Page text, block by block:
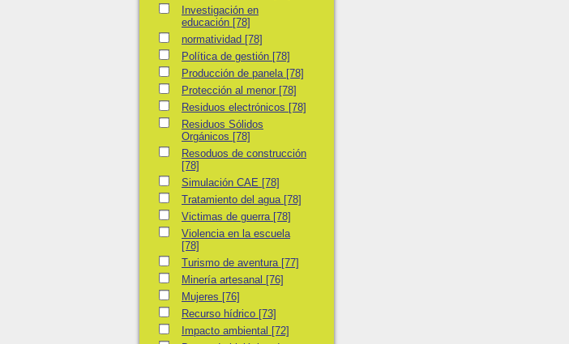
Investigación en educación
Investigación en
educación [78]
normatividad
normatividad [78]
Política de gestión
Política de gestión [78]
Producción de panela
Producción de panela [78]
Protección al menor
Protección al menor [78]
Residuos electrónicos
Residuos electrónicos [78]
Residuos Sólidos Orgánicos
Residuos Sólidos
Orgánicos [78]
Resoduos de construcción
Resoduos de construcción
[78]
Simulación CAE
Simulación CAE [78]
Tratamiento del agua
Tratamiento del agua [78]
Victimas de guerra
Victimas de guerra [78]
Violencia en la escuela
Violencia en la escuela
[78]
Turismo de aventura
Turismo de aventura [77]
Minería artesanal
Minería artesanal [76]
MujeresMujeres [76]
Recurso hídrico
Recurso hídrico [73]
Impacto ambiental
Impacto ambiental [72]